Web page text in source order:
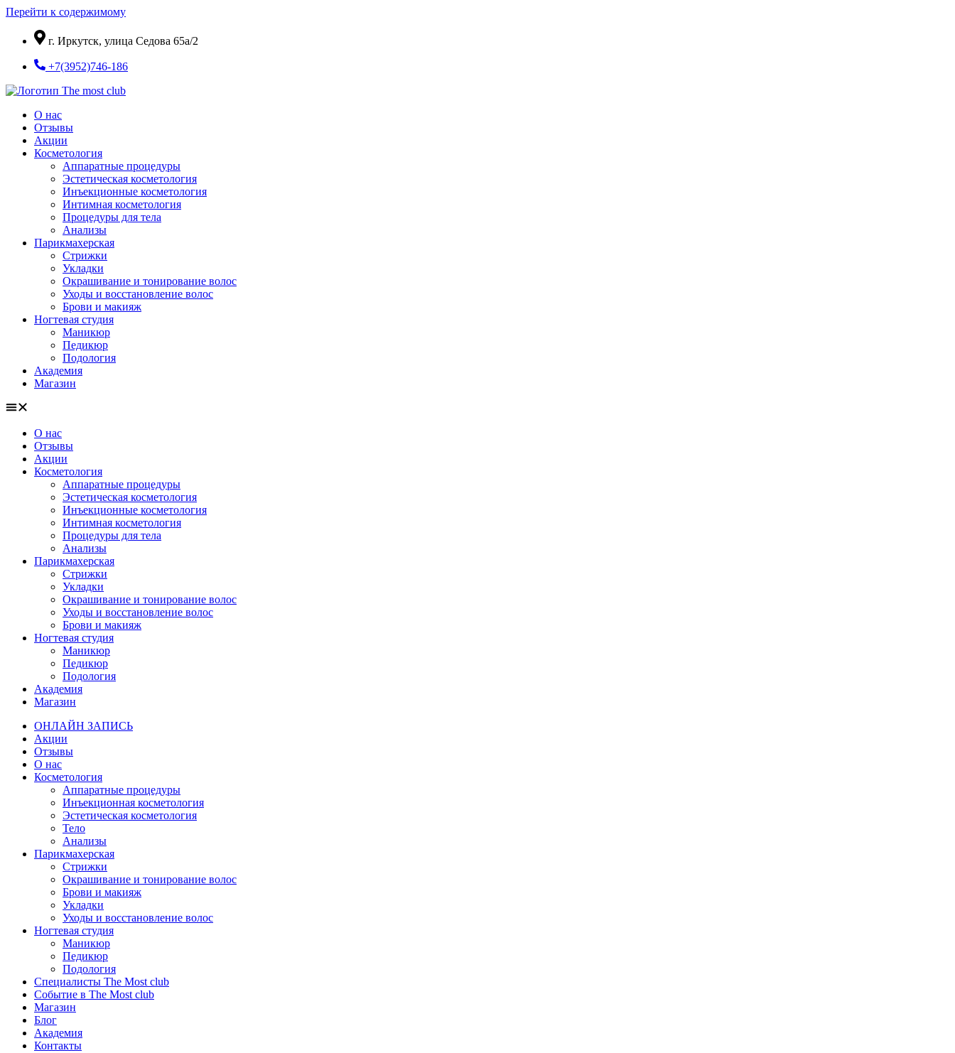
Перейти к содержимому
г. Иркутск, улица Седова 65а/2
+7(3952)746-186
О нас
Отзывы
Акции
Косметология
Аппаратные процедуры
Эстетическая косметология
Инъекционные косметология
Интимная косметология
Процедуры для тела
Анализы
Парикмахерская
Стрижки
Укладки
Окрашивание и тонирование волос
Уходы и восстановление волос
Брови и макияж
Ногтевая студия
Маникюр
Педикюр
Подология
Академия
Магазин
О нас
Отзывы
Акции
Косметология
Аппаратные процедуры
Эстетическая косметология
Инъекционные косметология
Интимная косметология
Процедуры для тела
Анализы
Парикмахерская
Стрижки
Укладки
Окрашивание и тонирование волос
Уходы и восстановление волос
Брови и макияж
Ногтевая студия
Маникюр
Педикюр
Подология
Академия
Магазин
ОНЛАЙН ЗАПИСЬ
Акции
Отзывы
О нас
Косметология
Аппаратные процедуры
Инъекционная косметология
Эстетическая косметология
Тело
Анализы
Парикмахерская
Стрижки
Окрашивание и тонирование волос
Брови и макияж
Укладки
Уходы и восстановление волос
Ногтевая студия
Маникюр
Педикюр
Подология
Специалисты The Most club
Событие в The Most club
Магазин
Блог
Академия
Контакты